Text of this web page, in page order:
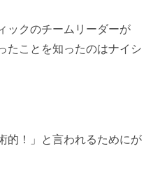
ックのチームリーダーが
たことを知ったのはナイシ
的！」と言われるためにが